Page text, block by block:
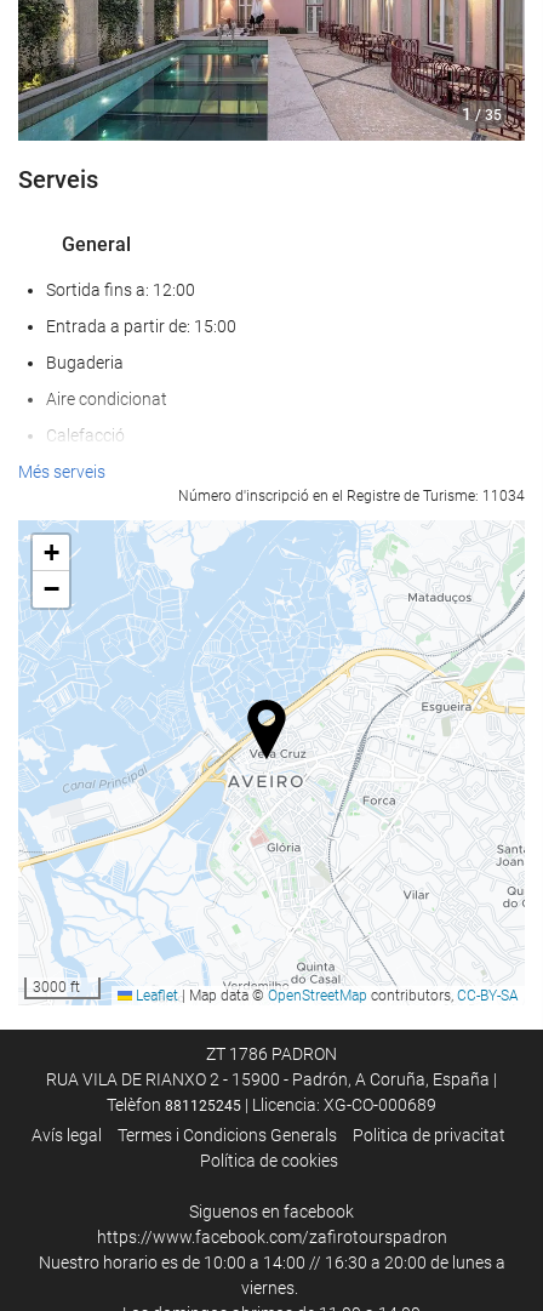
1 / 35
Serveis
General
Sortida fins a: 12:00
Entrada a partir de: 15:00
Bugaderia
Aire condicionat
Calefacció
Ascensor
Accés persones amb mobilitat reduïda
Habitacions No Fumadors
Prohibit fumar a tot l'establiment
Habitacions insonoritzades
No admet mascotes
Benestar
Gandules o hamaques
Para-sols
Spa
Banyera d'hidromassatge / Jacuzzi
Hammam o bany turc
Sauna
Bany de vapor
Gimnàs
Menjar i beguda
Restaurant a la carta
Bar
Més serveis
Número d'inscripció en el Registre de Turisme: 11034
+
−
3000 ft Leaflet | Map data ©OpenStreetMap contributors, CC-BY-SA
ZT 1786 PADRON
RUA VILA DE RIANXO 2 - 15900 - Padrón, A Coruña, España |
Telèfon 881125245 | Llicencia: XG-CO-000689
Avís legal
Termes i Condicions Generals
Poli­tica de privacitat
Política de cookies
Siguenos en facebook
https://www.facebook.com/zafirotourspadron
Nuestro horario es de 10:00 a 14:00 // 16:30 a 20:00 de lunes a
viernes.